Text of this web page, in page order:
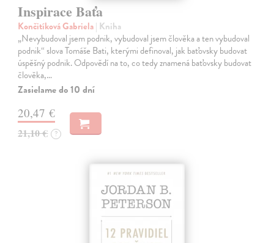
Inspirace Baťa
Končitíková Gabriela| Kniha
„Nevybudoval jsem podnik, vybudoval jsem člověka a ten vybudoval
podnik“ slova Tomáše Bati, kterými definoval, jak baťovsky budovat
úspěšný podnik. Odpovědí na to, co tedy znamená baťovsky budovat
člověka,…
Zasielame do 10 dní
20,47 €
21,10 € ?